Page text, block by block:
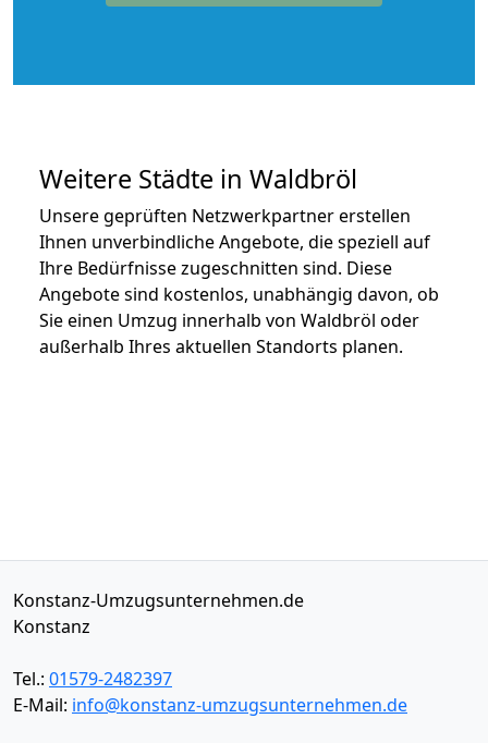
Weitere Städte in Waldbröl
Unsere geprüften Netzwerkpartner erstellen
Ihnen unverbindliche Angebote, die speziell auf
Ihre Bedürfnisse zugeschnitten sind. Diese
Angebote sind kostenlos, unabhängig davon, ob
Sie einen Umzug innerhalb von Waldbröl oder
außerhalb Ihres aktuellen Standorts planen.
Konstanz-Umzugsunternehmen.de
Konstanz
Tel.: 01579-2482397
E-Mail: info@konstanz-umzugsunternehmen.de